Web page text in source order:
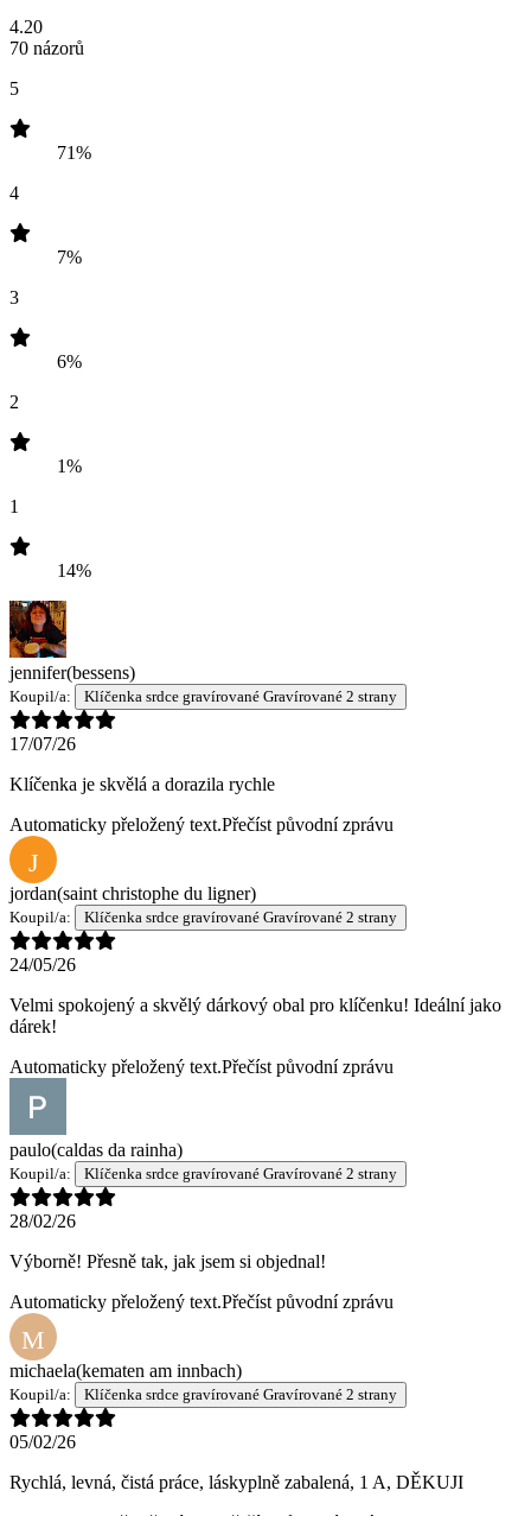
4.20
70 názorů
5
71%
4
7%
3
6%
2
1%
1
14%
jennifer(bessens)
Koupil/a: Klíčenka srdce gravírované Gravírované 2 strany
17/07/26
Klíčenka je skvělá a dorazila rychle
Automaticky přeložený text.Přečíst původní zprávu
J
jordan(saint christophe du ligner)
Koupil/a: Klíčenka srdce gravírované Gravírované 2 strany
24/05/26
Velmi spokojený a skvělý dárkový obal pro klíčenku! Ideální jako
dárek!
Automaticky přeložený text.Přečíst původní zprávu
paulo(caldas da rainha)
Koupil/a: Klíčenka srdce gravírované Gravírované 2 strany
28/02/26
Výborně! Přesně tak, jak jsem si objednal!
Automaticky přeložený text.Přečíst původní zprávu
M
michaela(kematen am innbach)
Koupil/a: Klíčenka srdce gravírované Gravírované 2 strany
05/02/26
Rychlá, levná, čistá práce, láskyplně zabalená, 1 A, DĚKUJI